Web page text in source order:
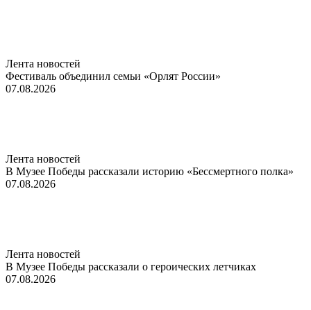
Лента новостей
Фестиваль объединил семьи «Орлят России»
07.08.2026
Лента новостей
В Музее Победы рассказали историю «Бессмертного полка»
07.08.2026
Лента новостей
В Музее Победы рассказали о героических летчиках
07.08.2026